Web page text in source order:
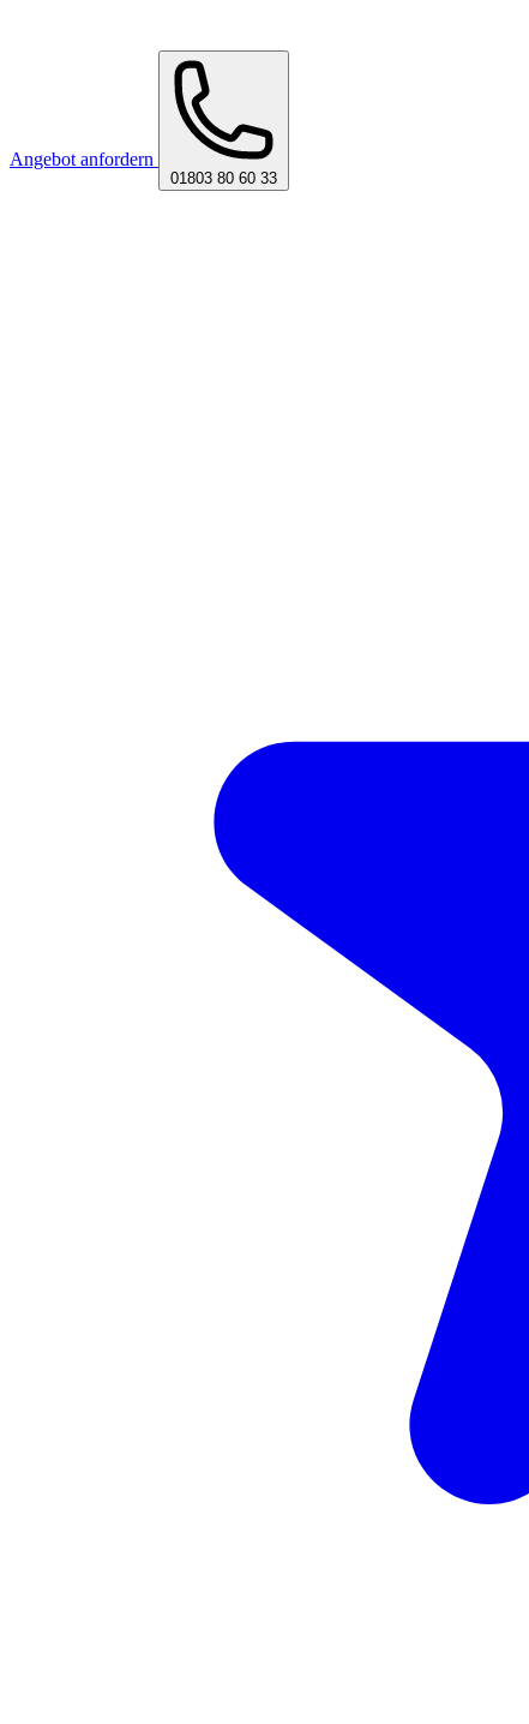
Angebot anfordern
01803 80 60 33